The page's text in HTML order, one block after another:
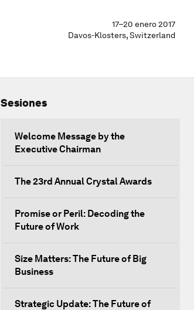
17–20 enero 2017
Davos-Klosters, Switzerland
Sesiones
Welcome Message by the
Executive Chairman
The 23rd Annual Crystal Awards
Promise or Peril: Decoding the
Future of Work
Size Matters: The Future of Big
Business
Strategic Update: The Future of